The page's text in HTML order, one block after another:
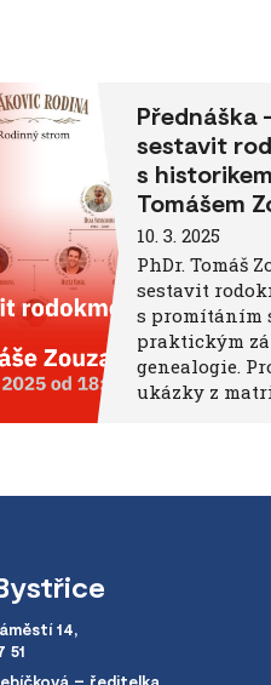
Přednáška
sestavit
s
Tomášem
10. 3. 2025
PhDr. Tomáš
sestavit
s promítáním
praktickým
genealogie.
ukázky z
14,
51
– ředitelka